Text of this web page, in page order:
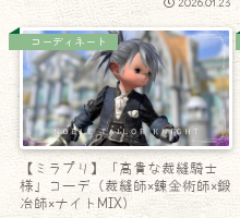
2026.01.23
コーディネート
【ミラプリ】「高貴な裁縫騎士
様」コーデ（裁縫師×錬金術師×鍛
冶師×ナイトMIX）